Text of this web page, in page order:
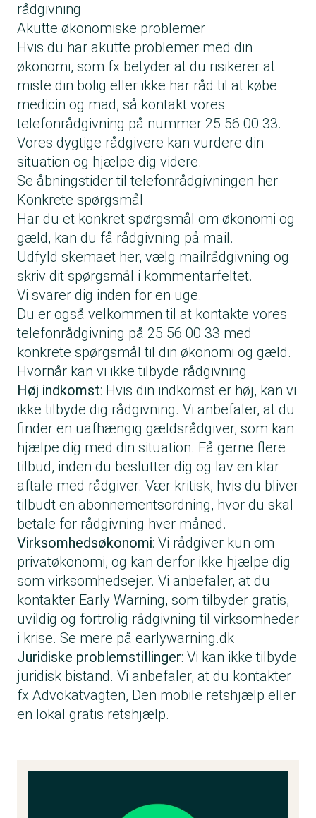
rådgivning
Akutte økonomiske problemer
Hvis du har akutte problemer med din
økonomi, som fx betyder at du risikerer at
miste din bolig eller ikke har råd til at købe
medicin og mad, så kontakt vores
telefonrådgivning på nummer 25 56 00 33.
Vores dygtige rådgivere kan vurdere din
situation og hjælpe dig videre.
Se åbningstider til telefonrådgivningen her
Konkrete spørgsmål
Har du et konkret spørgsmål om økonomi og
gæld, kan du få rådgivning på mail.
Udfyld skemaet her, vælg mailrådgivning og
skriv dit spørgsmål i kommentarfeltet.
Vi svarer dig inden for en uge.
Du er også velkommen til at kontakte vores
telefonrådgivning på 25 56 00 33 med
konkrete spørgsmål til din økonomi og gæld.
Hvornår kan vi ikke tilbyde rådgivning
Høj indkomst: Hvis din indkomst er høj, kan vi
ikke tilbyde dig rådgivning. Vi anbefaler, at du
finder en uafhængig gældsrådgiver, som kan
hjælpe dig med din situation. Få gerne flere
tilbud, inden du beslutter dig og lav en klar
aftale med rådgiver. Vær kritisk, hvis du bliver
tilbudt en abonnementsordning, hvor du skal
betale for rådgivning hver måned.
Virksomhedsøkonomi: Vi rådgiver kun om
privatøkonomi, og kan derfor ikke hjælpe dig
som virksomhedsejer. Vi anbefaler, at du
kontakter Early Warning, som tilbyder gratis,
uvildig og fortrolig rådgivning til virksomheder
i krise. Se mere på earlywarning.dk
Juridiske problemstillinger: Vi kan ikke tilbyde
juridisk bistand. Vi anbefaler, at du kontakter
fx Advokatvagten, Den mobile retshjælp eller
en lokal gratis retshjælp.